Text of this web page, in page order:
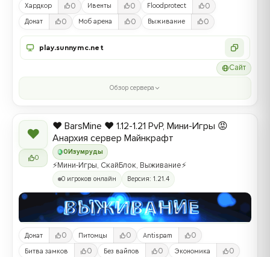
Хардкор 0 Ивенты 0 Floodprotect 0
Донат 0 Моб арена 0 Выживание 0
play.sunnymc.net
Сайт
Обзор сервера
❤
0
0 Изумруды
❤️ BarsMine ❤️ 1.12-1.21 PvP, Мини-Игры 😡
Анархия сервер Майнкрафт
⚡Мини-Игры, СкайБлок, Выживание⚡
0 игроков онлайн Версия: 1.21.4
Донат 0 Питомцы 0 Antispam 0
Битва замков 0 Без вайпов 0 Экономика 0